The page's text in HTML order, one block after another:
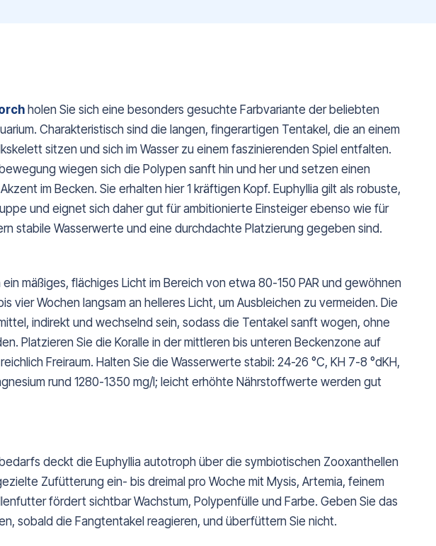
holen Sie sich eine besonders gesuchte Farbvariante der beliebten
Charakteristisch sind die langen, fingerartigen Tentakel, die an einem
sitzen und sich im Wasser zu einem faszinierenden Spiel entfalten.
wiegen sich die Polypen sanft hin und her und setzen einen
im Becken. Sie erhalten hier 1 kräftigen Kopf. Euphyllia gilt als robuste,
und eignet sich daher gut für ambitionierte Einsteiger ebenso wie für
stabile Wasserwerte und eine durchdachte Platzierung gegeben sind.
mäßiges, flächiges Licht im Bereich von etwa 80-150 PAR und gewöhnen
vier Wochen langsam an helleres Licht, um Ausbleichen zu vermeiden. Die
indirekt und wechselnd sein, sodass die Tentakel sanft wogen, ohne
Platzieren Sie die Koralle in der mittleren bis unteren Beckenzone auf
Freiraum. Halten Sie die Wasserwerte stabil: 24-26 °C, KH 7-8 °dKH,
rund 1280-1350 mg/l; leicht erhöhte Nährstoffwerte werden gut
deckt die Euphyllia autotroph über die symbiotischen Zooxanthellen
Zufütterung ein- bis dreimal pro Woche mit Mysis, Artemia, feinem
fördert sichtbar Wachstum, Polypenfülle und Farbe. Geben Sie das
sobald die Fangtentakel reagieren, und überfüttern Sie nicht.